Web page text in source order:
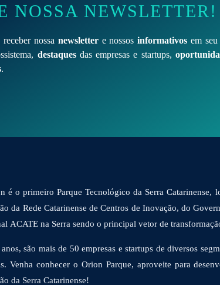
NOSSA NEWSLETTER!
nossa newslettere nossosinformativos em
destaquesdas empresas e startups,
.
é o primeiro Parque Tecnológico da Serra Catarinense,
da Rede Catarinense de Centros de Inovação, do
ACATE na Serra sendo o principal vetor de
são mais de 50 empresas e startups de diversos
Venha conhecer o Orion Parque, aproveite para
da Serra Catarinense!